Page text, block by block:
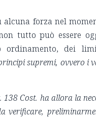
alcuna forza nel
tutto può essere
ordinamento, dei
supremi, ovvero i
138 Cost. ha allora la
verificare,